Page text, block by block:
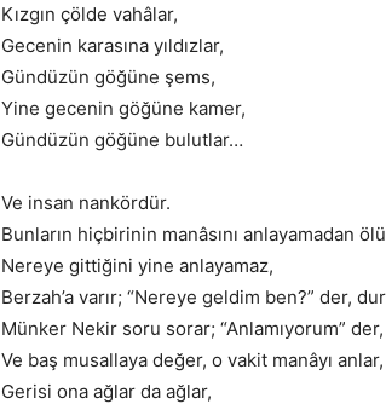
Kızgın çölde vahâlar,
Gecenin karasına yıldızlar,
Gündüzün göğüne şems,
Yine gecenin göğüne kamer,
Gündüzün göğüne bulutlar…
Ve insan nankördür.
Bunların hiçbirinin manâsını anlayamadan
Nereye gittiğini yine anlayamaz,
Berzah’a varır; “Nereye geldim ben?” der,
Münker Nekir soru sorar; “Anlamıyorum”
Ve baş musallaya değer, o vakit manâyı
Gerisi ona ağlar da ağlar,